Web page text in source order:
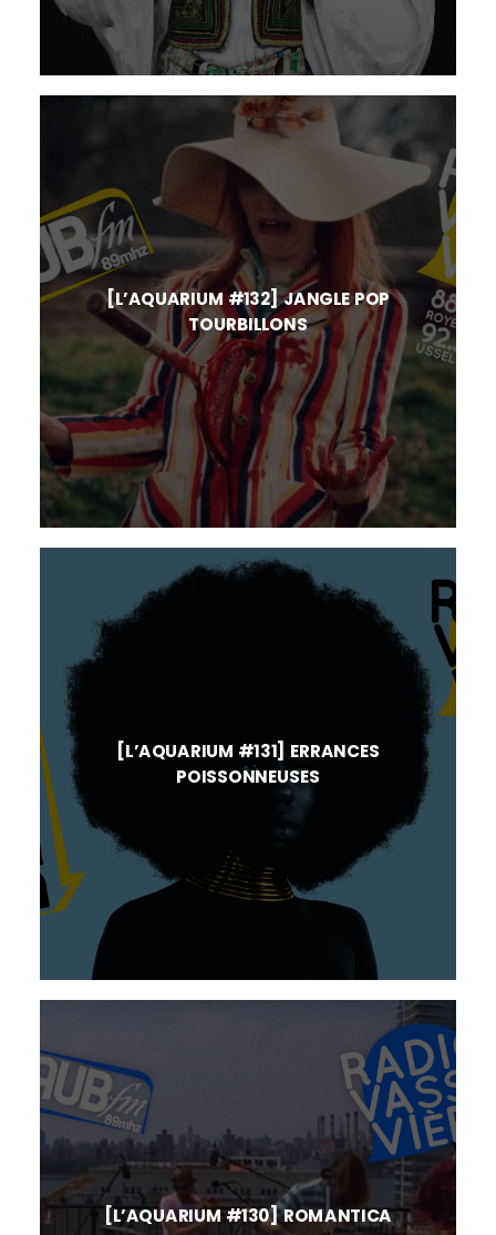
[L’AQUARIUM #132] JANGLE POP
TOURBILLONS
[L’AQUARIUM #131] ERRANCES
POISSONNEUSES
[L’AQUARIUM #130] ROMANTICA